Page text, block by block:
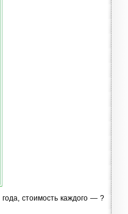
стоимость каждого — ?